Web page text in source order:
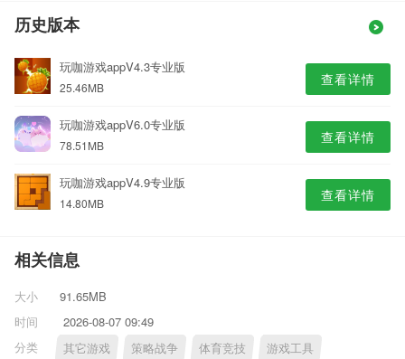
历史版本
玩咖游戏appV4.3专业版
25.46MB 查看详情
玩咖游戏appV6.0专业版
78.51MB 查看详情
玩咖游戏appV4.9专业版
14.80MB 查看详情
相关信息
大小
91.65MB
时间
2026-08-07 09:49
分类
其它游戏 策略战争 体育竞技 游戏工具